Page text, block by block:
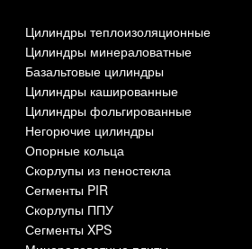
Цилиндры теплоизоляционные
Цилиндры минераловатные
Базальтовые цилиндры
Цилиндры кашированные
Цилиндры фольгированные
Негорючие цилиндры
Опорные кольца
Скорлупы из пеностекла
Сегменты PIR
Скорлупы ППУ
Сегменты XPS